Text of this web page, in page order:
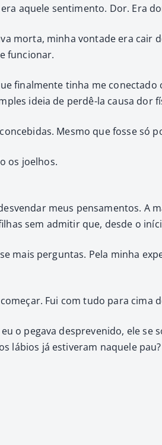
aque­le sen­ti­men­to. Dor. Era
mor­ta, min­ha von­tade era
fun­cionar.
final­mente tin­ha me conec­ta­do
ideia de perdê-la causa dor
Mes­mo que fos­se só
os joel­hos.
meus pen­sa­men­tos. A
sem admi­tir que, des­de o
mais per­gun­tas. Pela min­ha
Fui com tudo para cima
o pega­va despre­venido, ele
lábios já estiver­am naque­le pau?